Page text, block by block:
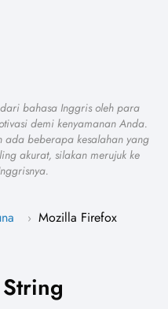
bahasa Inggris oleh para
demi kenyamanan Anda.
beberapa kesalahan yang
akurat, silakan merujuk ke
› Mozilla Firefox